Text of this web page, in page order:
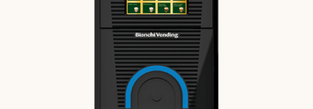
8 напитков в меню
100 чашек в сутки
3 бункера для продукта